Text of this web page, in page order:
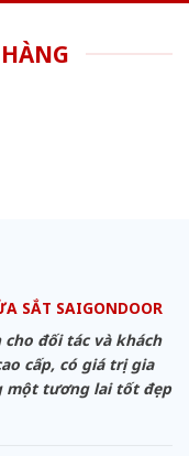
SẮT SAIGONDOOR
cho đối tác và khách
cấp, có giá trị gia
một tương lai tốt đẹp